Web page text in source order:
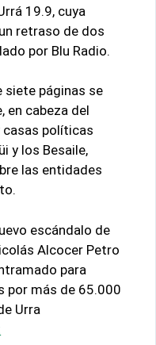
19.9, cuya
retraso de dos
por Blu Radio.
siete páginas se
en cabeza del
casas políticas
y los Besaile,
las entidades
escándalo de
Alcocer Petro
para
por más de 65.000
Urra